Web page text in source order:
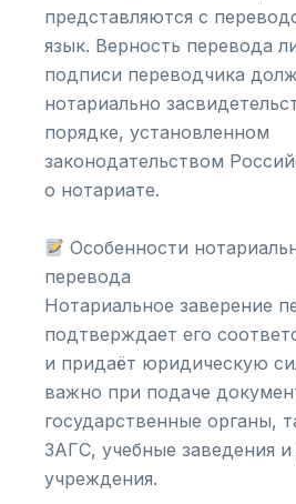
представляются с
язык. Верность перевода
подписи переводчика
нотариально
порядке, установленном
законодательством
о нотариате.
Особенности
перевода
Нотариальное заверение
подтверждает его
и придаёт юридическую
важно при подаче
государственные органы,
ЗАГС, учебные заведения и
учреждения.